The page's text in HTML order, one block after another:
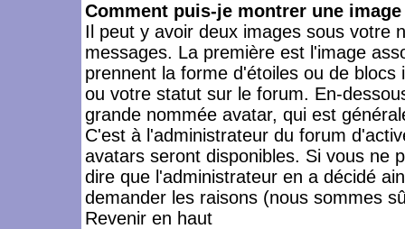
Comment puis-je montrer une
Il peut y avoir deux images sous votre
messages. La première est l'image
prennent la forme d'étoiles ou de
ou votre statut sur le forum. En-
grande nommée avatar, qui est
C'est à l'administrateur du forum
avatars seront disponibles. Si vous ne
dire que l'administrateur en a décidé
demander les raisons (nous sommes
Revenir en haut